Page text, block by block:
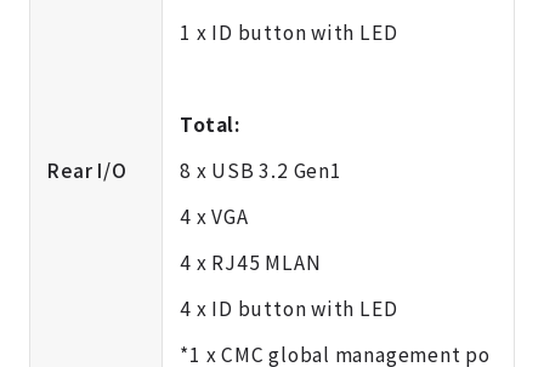
Rear I/O
1 x ID button with LED
Total:
8 x USB 3.2 Gen1
4 x VGA
4 x RJ45 MLAN
4 x ID button with LED
*1 x CMC global management po